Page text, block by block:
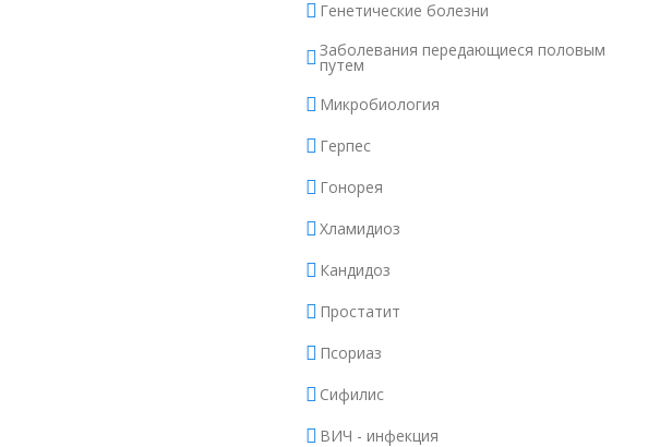
Генетические болезни
Заболевания передающиеся половым
путем
Микробиология
Герпес
Гонорея
Хламидиоз
Кандидоз
Простатит
Псориаз
Сифилис
ВИЧ - инфекция